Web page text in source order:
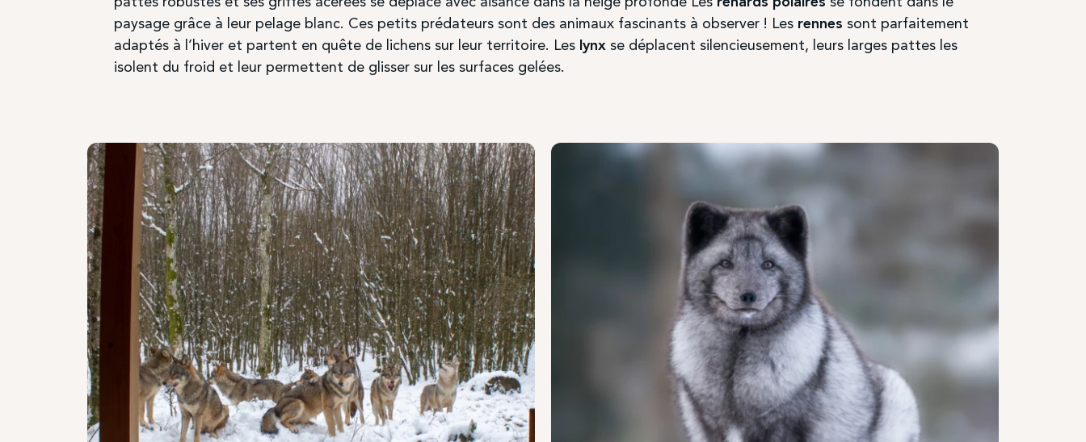
paysage grâce à leur pelage blanc. Ces petits prédateurs sont des animaux fascinants à observer ! Les rennes sont parfaitement
adaptés à l’hiver et partent en quête de lichens sur leur territoire. Les lynxse déplacent silencieusement, leurs larges pattes les
isolent du froid et leur permettent de glisser sur les surfaces gelées.
Rencontrez l’associationPays de l’Ours – Adet, échangez autour
de la protection de l’ours brun et participez à notre grande
campagne de dons« Les Gardiens de l’Ours ».